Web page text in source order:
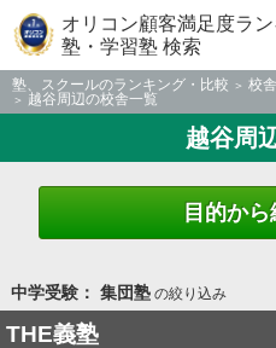
オリコン顧客満足度ラ
塾・学習塾 検索
塾、スクールのランキング・比較 校
越谷周辺の校舎一覧
越谷周
目的か
中学受験： 集団塾の絞り込み
THE義塾